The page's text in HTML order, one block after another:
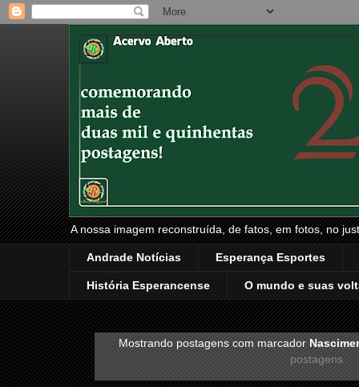
A nossa imagem reconstruída, de fatos, em fotos, no
Andrade Notícias Esperança Esportes
História Esperancense O mundo e suas
Mostrando postagens com marcador
postagens